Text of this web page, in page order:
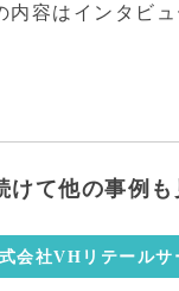
容はインタビュ
けて他の事例も
会社VHリテールサ